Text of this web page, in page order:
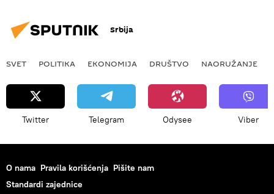
Srbija
SVET POLITIKA EKONOMIJA DRUŠTVO NAORUŽANJE
Twitter Telegram Odysee Viber
O nama Pravila korišćenja Pišite nam
Standardi zajednice